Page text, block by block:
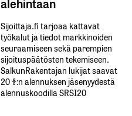
Sijoittaja.fi tarjoaa kattavat
työkalut ja tiedot markkinoiden
seuraamiseen sekä parempien
sijoituspäätösten tekemiseen.
SalkunRakentajan lukijat saavat
20 %:n alennuksen jäsenyydestä
alennuskoodilla SRSI20